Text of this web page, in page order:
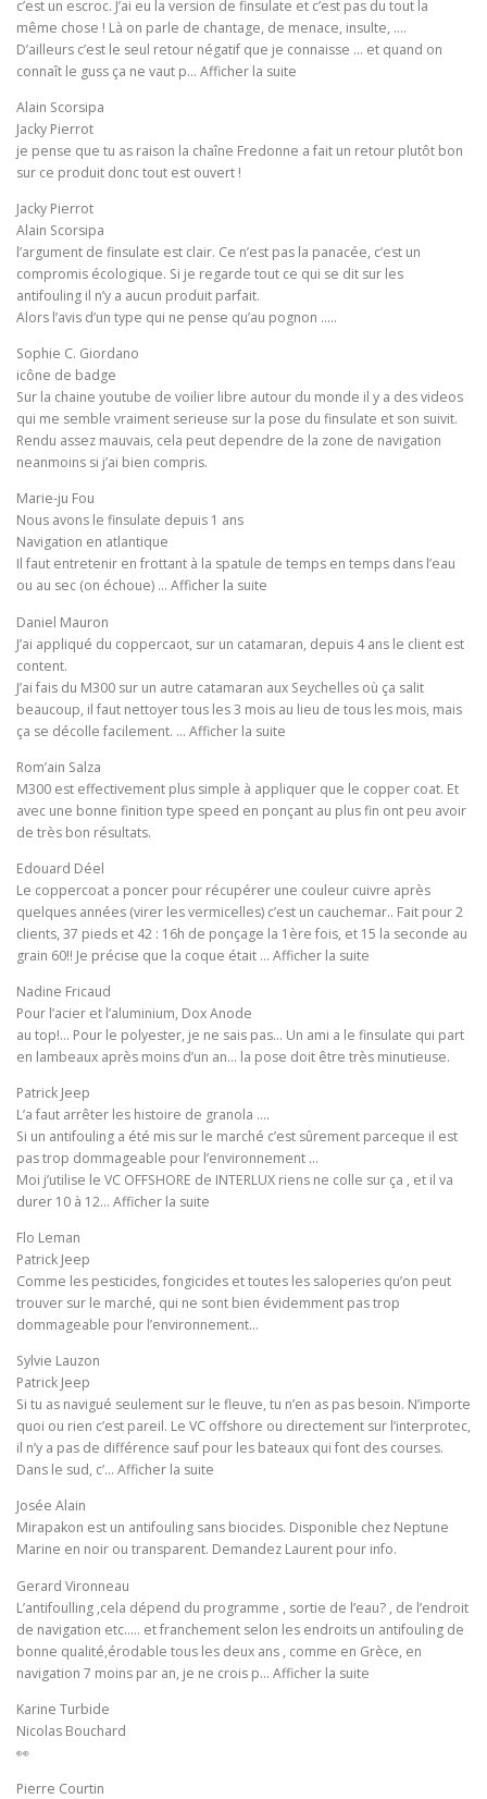
c’est un escroc. J’ai eu la version de finsulate et c’est pas du tout la
même chose ! Là on parle de chantage, de menace, insulte, ….
D’ailleurs c’est le seul retour négatif que je connaisse … et quand on
connaît le guss ça ne vaut p… Afficher la suite
Alain Scorsipa
Jacky Pierrot
je pense que tu as raison la chaîne Fredonne a fait un retour plutôt bon
sur ce produit donc tout est ouvert !
Jacky Pierrot
Alain Scorsipa
l’argument de finsulate est clair. Ce n’est pas la panacée, c’est un
compromis écologique. Si je regarde tout ce qui se dit sur les
antifouling il n’y a aucun produit parfait.
Alors l’avis d’un type qui ne pense qu’au pognon …..
Sophie C. Giordano
icône de badge
Sur la chaine youtube de voilier libre autour du monde il y a des videos
qui me semble vraiment serieuse sur la pose du finsulate et son suivit.
Rendu assez mauvais, cela peut dependre de la zone de navigation
neanmoins si j’ai bien compris.
Marie-ju Fou
Nous avons le finsulate depuis 1 ans
Navigation en atlantique
Il faut entretenir en frottant à la spatule de temps en temps dans l’eau
ou au sec (on échoue) … Afficher la suite
Daniel Mauron
J’ai appliqué du coppercaot, sur un catamaran, depuis 4 ans le client est
content.
J’ai fais du M300 sur un autre catamaran aux Seychelles où ça salit
beaucoup, il faut nettoyer tous les 3 mois au lieu de tous les mois, mais
ça se décolle facilement. … Afficher la suite
Rom’ain Salza
M300 est effectivement plus simple à appliquer que le copper coat. Et
avec une bonne finition type speed en ponçant au plus fin ont peu avoir
de très bon résultats.
Edouard Déel
Le coppercoat a poncer pour récupérer une couleur cuivre après
quelques années (virer les vermicelles) c’est un cauchemar.. Fait pour 2
clients, 37 pieds et 42 : 16h de ponçage la 1ère fois, et 15 la seconde au
grain 60!! Je précise que la coque était … Afficher la suite
Nadine Fricaud
Pour l’acier et l’aluminium, Dox Anode
au top!… Pour le polyester, je ne sais pas… Un ami a le finsulate qui part
en lambeaux après moins d’un an… la pose doit être très minutieuse.
Patrick Jeep
L’a faut arrêter les histoire de granola ….
Si un antifouling a été mis sur le marché c’est sûrement parceque il est
pas trop dommageable pour l’environnement …
Moi j’utilise le VC OFFSHORE de INTERLUX riens ne colle sur ça , et il va
durer 10 à 12… Afficher la suite
Flo Leman
Patrick Jeep
Comme les pesticides, fongicides et toutes les saloperies qu’on peut
trouver sur le marché, qui ne sont bien évidemment pas trop
dommageable pour l’environnement…
Sylvie Lauzon
Patrick Jeep
Si tu as navigué seulement sur le fleuve, tu n’en as pas besoin. N’importe
quoi ou rien c’est pareil. Le VC offshore ou directement sur l’interprotec,
il n’y a pas de différence sauf pour les bateaux qui font des courses.
Dans le sud, c’… Afficher la suite
Josée Alain
Mirapakon est un antifouling sans biocides. Disponible chez Neptune
Marine en noir ou transparent. Demandez Laurent pour info.
Gerard Vironneau
L’antifoulling ,cela dépend du programme , sortie de l’eau? , de l’endroit
de navigation etc….. et franchement selon les endroits un antifouling de
bonne qualité,érodable tous les deux ans , comme en Grèce, en
navigation 7 moins par an, je ne crois p… Afficher la suite
Karine Turbide
Nicolas Bouchard
👀
Pierre Courtin